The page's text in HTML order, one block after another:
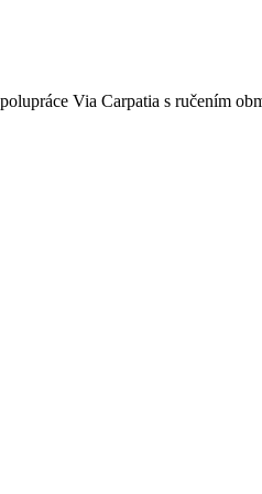
Via Carpatia s ručením